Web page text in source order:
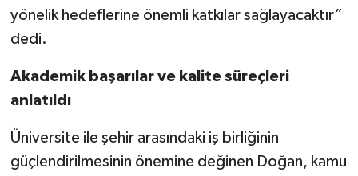
yönelik hedeflerine önemli katkılar sağlayacaktır”
dedi.
Akademik başarılar ve kalite süreçleri
anlatıldı
Üniversite ile şehir arasındaki iş birliğinin
güçlendirilmesinin önemine değinen Doğan, kamu